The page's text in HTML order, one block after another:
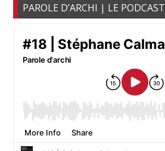
PAROLE D’ARCHI | LE PODCAST